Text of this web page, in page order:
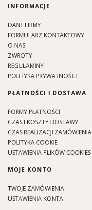
Linki w stopce
INFORMACJE
DANE FIRMY
FORMULARZ KONTAKTOWY
O NAS
ZWROTY
REGULAMINY
POLITYKA PRYWATNOŚCI
PŁATNOŚCI I DOSTAWA
FORMY PŁATNOŚCI
CZAS I KOSZTY DOSTAWY
CZAS REALIZACJI ZAMÓWIENIA
POLITYKA COOKIE
USTAWIENIA PLIKÓW COOKIES
MOJE KONTO
TWOJE ZAMÓWIENIA
USTAWIENIA KONTA